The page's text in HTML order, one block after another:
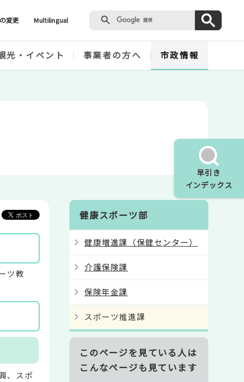
変更 Multilingual
早引き
インデックス
光・イベント 事業者の方へ 市政情報
ツ教
、スポ
健康スポーツ部
健康増進課（保健センター）
介護保険課
保険年金課
スポーツ推進課
このページを見ている人は
こんなページも見ています